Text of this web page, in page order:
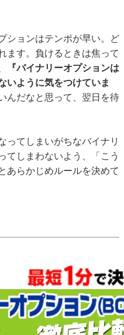
ションはテンポが早い。ど
ます。負けるときは焦って
『バイナリーオプションは
いように気をつけていま
んだなと思って、翌日を待
てしまいがちなバイナリ
てしまわないよう、「こう
あらかじめルールを決めて